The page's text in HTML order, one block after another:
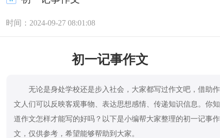
时间：2024-09-27 08:01:08
初一记事作文
无论是身处学校还是步入社会，大家都写过作文吧，借助作
文人们可以反映客观事物、表达思想感情、传递知识信息。你知
道作文怎样才能写的好吗？以下是小编帮大家整理的初一记事作
文，仅供参考，希望能够帮助到大家。